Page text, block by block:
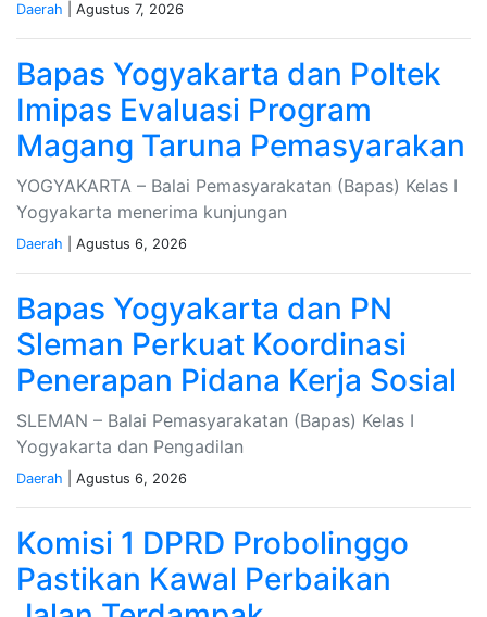
Daerah | Agustus 7, 2026
Bapas Yogyakarta dan Poltek
Imipas Evaluasi Program
Magang Taruna Pemasyarakan
YOGYAKARTA – Balai Pemasyarakatan (Bapas) Kelas I
Yogyakarta menerima kunjungan
Daerah | Agustus 6, 2026
Bapas Yogyakarta dan PN
Sleman Perkuat Koordinasi
Penerapan Pidana Kerja Sosial
SLEMAN – Balai Pemasyarakatan (Bapas) Kelas I
Yogyakarta dan Pengadilan
Daerah | Agustus 6, 2026
Komisi 1 DPRD Probolinggo
Pastikan Kawal Perbaikan